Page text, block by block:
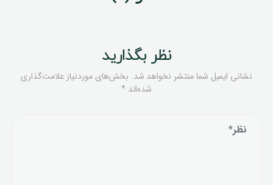
نظر بگذارید
نشانی ایمیل شما منتشر نخواهد شد. بخش‌های موردنیاز علامت‌گذاری
شده‌اند *